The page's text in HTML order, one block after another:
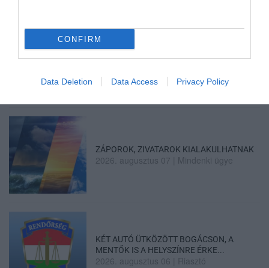
CONFIRM
Data Deletion Data Access Privacy Policy
HALMENTÉS SZARVASKŐNÉL: ŐSHONOS
ÉS VÉDETT HALAKAT MENTETT...
ZÁPOROK, ZIVATAROK KIALAKULHATNAK
2026. augusztus 07 Mindenki ügye
KÉT AUTÓ ÜTKÖZÖTT BOGÁCSON, A
MENTŐK IS A HELYSZÍNRE ÉRKE...
2026. augusztus 06 Riasztó